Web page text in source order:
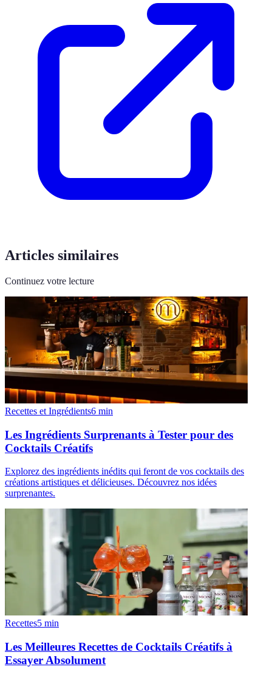
Articles similaires
Continuez votre lecture
Recettes et Ingrédients6 min
Les Ingrédients Surprenants à Tester pour des
Cocktails Créatifs
Explorez des ingrédients inédits qui feront de vos cocktails des
créations artistiques et délicieuses. Découvrez nos idées
surprenantes.
Recettes5 min
Les Meilleures Recettes de Cocktails Créatifs à
Essayer Absolument